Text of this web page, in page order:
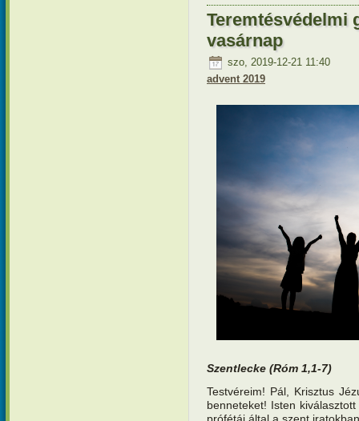
Teremtésvédelmi
vasárnap
szo, 2019-12-21 11:40
advent 2019
Szentlecke (Róm 1,1-7)
Testvéreim! Pál, Krisztus
benneteket! Isten